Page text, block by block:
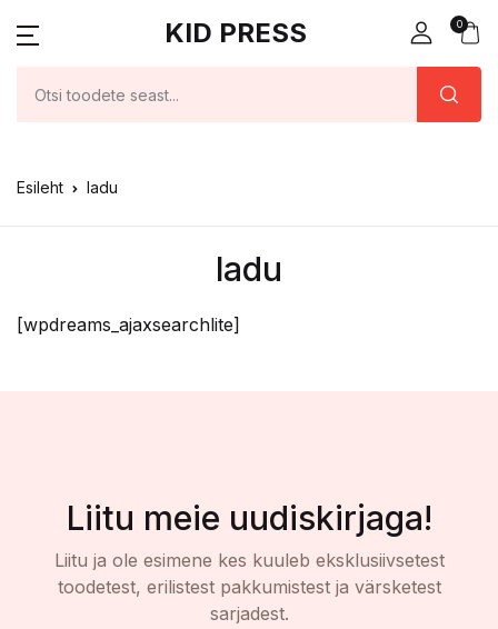
KID PRESS 0
Esileht ladu
ladu
[wpdreams_ajaxsearchlite]
Liitu meie uudiskirjaga!
Liitu ja ole esimene kes kuuleb eksklusiivsetest
toodetest, erilistest pakkumistest ja värsketest
sarjadest.